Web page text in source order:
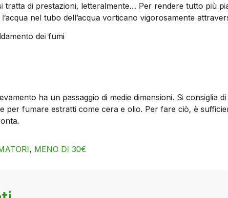
tratta di prestazioni, letteralmente… Per rendere tutto più
l’acqua nel tubo dell’acqua vorticano vigorosamente
dei fumi
ha un passaggio di medie dimensioni. Si
per fumare estratti come cera e olio. Per fare ciò, è
, MENO DI 30€